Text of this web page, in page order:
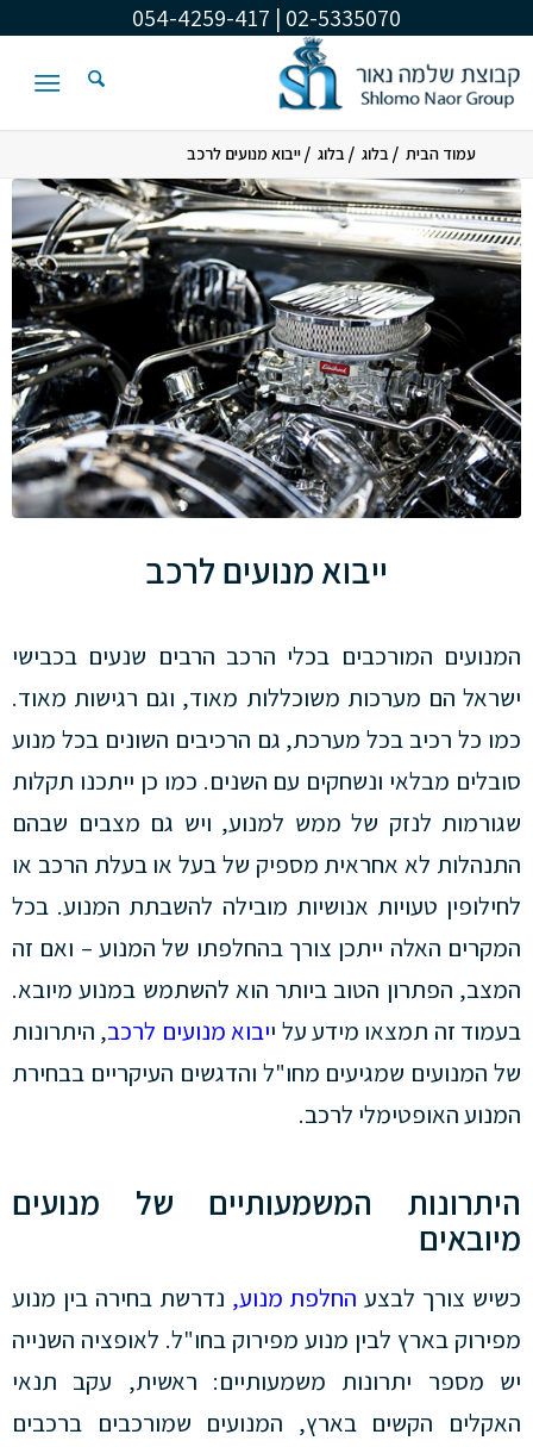
02-5335070 | 054-4259-417
עמוד הבית /בלוג /בלוג /ייבוא מנועים לרכב
ייבוא מנועים לרכב
המנועים המורכבים בכלי הרכב הרבים שנעים בכבישי
ישראל הם מערכות משוכללות מאוד, וגם רגישות מאוד.
כמו כל רכיב בכל מערכת, גם הרכיבים השונים בכל מנוע
סובלים מבלאי ונשחקים עם השנים. כמו כן ייתכנו תקלות
שגורמות לנזק של ממש למנוע, ויש גם מצבים שבהם
התנהלות לא אחראית מספיק של בעל או בעלת הרכב או
לחילופין טעויות אנושיות מובילה להשבתת המנוע. בכל
המקרים האלה ייתכן צורך בהחלפתו של המנוע – ואם זה
המצב, הפתרון הטוב ביותר הוא להשתמש במנוע מיובא.
בעמוד זה תמצאו מידע על ייבוא מנועים לרכב, היתרונות
של המנועים שמגיעים מחו"ל והדגשים העיקריים בבחירת
המנוע האופטימלי לרכב.
היתרונות המשמעותיים של מנועים
מיובאים
כשיש צורך לבצע החלפת מנוע, נדרשת בחירה בין מנוע
מפירוק בארץ לבין מנוע מפירוק בחו"ל. לאופציה השנייה
יש מספר יתרונות משמעותיים: ראשית, עקב תנאי
האקלים הקשים בארץ, המנועים שמורכבים ברכבים